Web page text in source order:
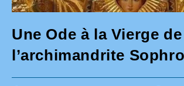
Une Ode à la Vierge de
l’archimandrite